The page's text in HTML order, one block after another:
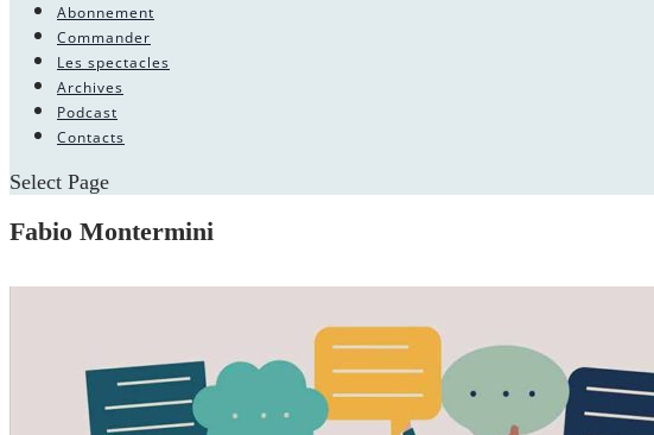
Abonnement
Commander
Les spectacles
Archives
Podcast
Contacts
Select Page
Fabio Montermini